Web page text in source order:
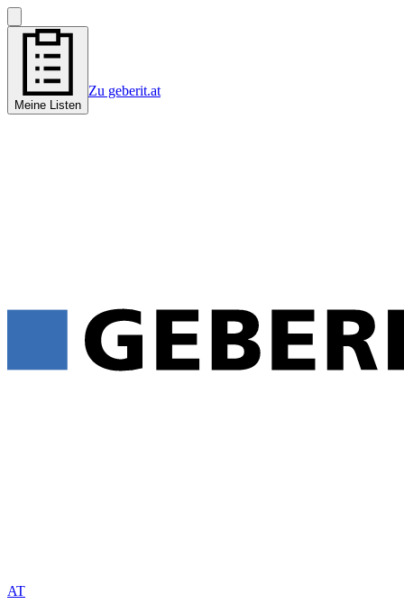
Meine Listen
Zu geberit.at
AT